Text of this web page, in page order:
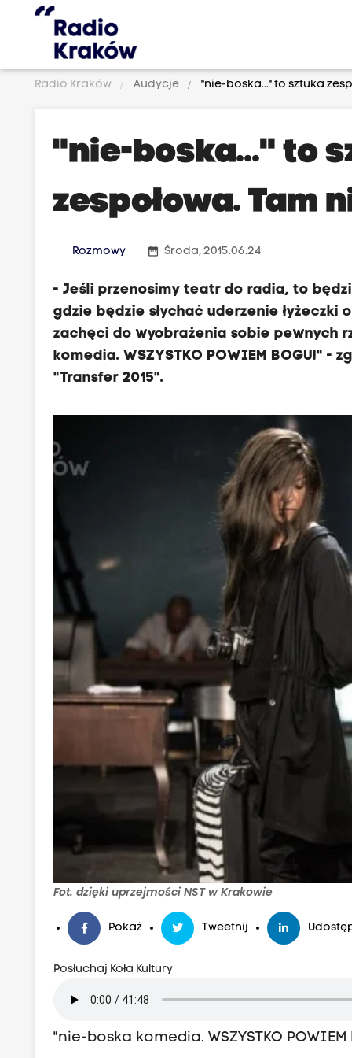
Radio Kraków Audycje "nie-boska..." to sztuka
"nie-boska..." to
zespołowa. Tam
Rozmowy date_range Środa, 2015.06.24
- Jeśli przenosimy teatr do radia, to
gdzie będzie słychać uderzenie
zachęci do wyobrażenia sobie pewnych
komedia. WSZYSTKO POWIEM BOGU!" -
"Transfer 2015".
Fot. dzięki uprzejmości NST w Krakowie
Pokaż Tweetnij
Posłuchaj Koła Kultury
"nie-boska komedia. WSZYSTKO POWIEM